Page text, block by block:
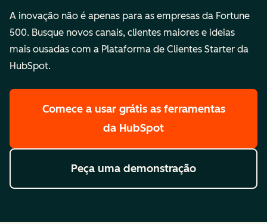
A inovação não é apenas para as empresas da Fortune
500. Busque novos canais, clientes maiores e ideias
mais ousadas com a Plataforma de Clientes Starter da
HubSpot.
Comece a usar grátis as ferramentas
da HubSpot
Peça uma demonstração